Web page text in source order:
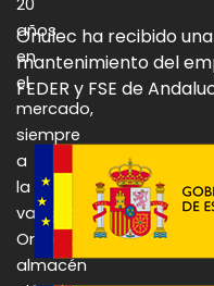
años
en
el
mercado,
siempre
a
la
vanguardia:
Onulec,
almacén
Onulec ha recibido
mantenimiento del
FEDER y FSE de